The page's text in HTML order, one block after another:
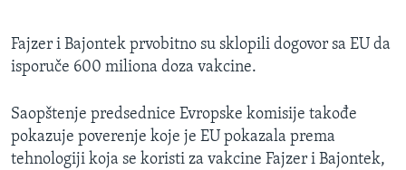
Fajzer i Bajontek prvobitno su sklopili dogovor sa EU da
isporuče 600 miliona doza vakcine.
Saopštenje predsednice Evropske komisije takođe
pokazuje poverenje koje je EU pokazala prema
tehnologiji koja se koristi za vakcine Fajzer i Bajontek,